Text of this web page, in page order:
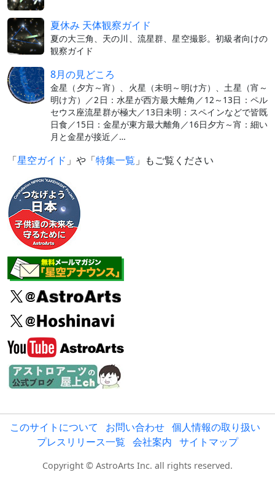
夏休み 天体観察ガイド
夏の大三角、天の川、流星群、星空撮影。初級者向けの
観察ガイド
8月の見どころ
金星（夕方～宵）、火星（未明～明け方）、土星（宵～
明け方）／2日：水星が西方最大離角／12～13日：ペル
セウス座流星群が極大／13日未明：スペインなどで皆既
日食／15日：金星が東方最大離角／16日夕方～宵：細い
月と金星が接近／…
「星空ガイド 」や「特集一覧 」もご覧ください
このサイトについて お問い合わせ 個人情報の取り扱い
プレスリリース一覧 会社案内 サイトマップ
Copyright © AstroArts Inc. all rights reserved.